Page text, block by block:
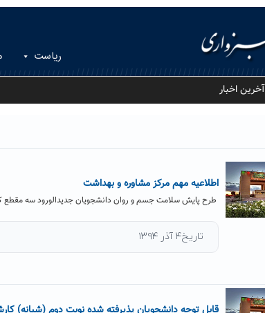
ریاست
آخرین اخبار
اطلاعیه مهم مرکز مشاوره و بهداشت
طرح پایش سلامت جسم و روان دانشجویان جدیدالورود سه مقطع کارشناسی،
تاریخ۴ آذر ۱۳۹۴